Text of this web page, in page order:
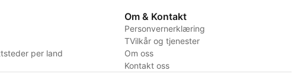
per land
Om & Kontakt
Personvernerklæring
TVilkår og tjenester
Om oss
Kontakt oss